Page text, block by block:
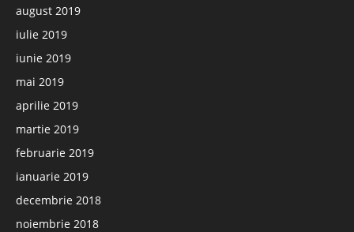
august 2019
iulie 2019
iunie 2019
mai 2019
aprilie 2019
martie 2019
februarie 2019
ianuarie 2019
decembrie 2018
noiembrie 2018